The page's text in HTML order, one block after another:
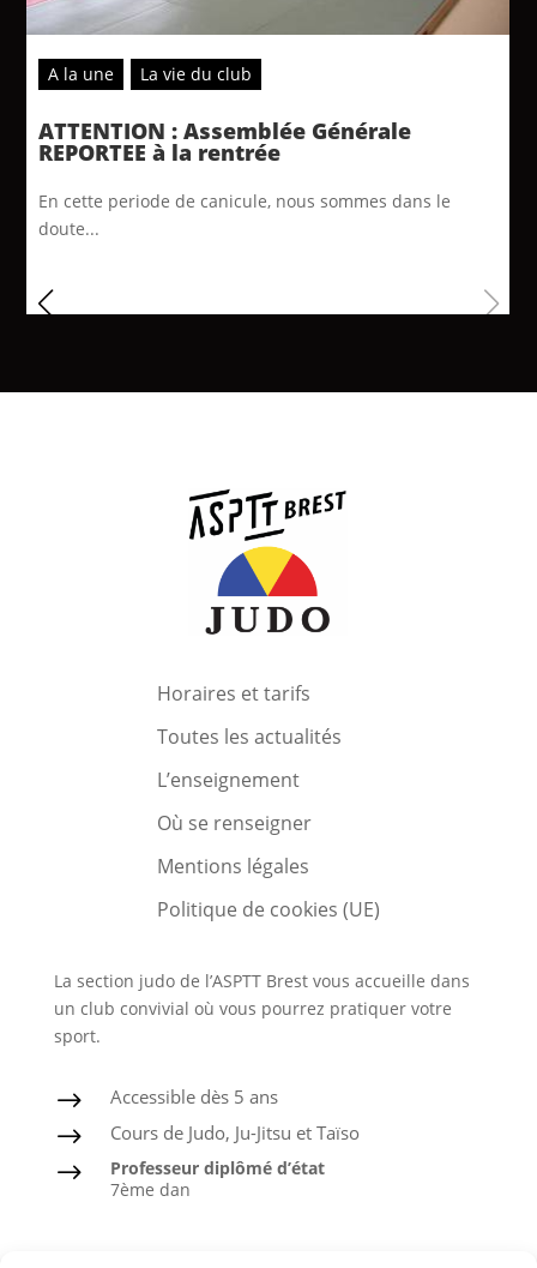
A la une La vie du club
ATTENTION : Assemblée Générale
REPORTEE à la rentrée
En cette periode de canicule, nous sommes dans le
doute...
Horaires et tarifs
Toutes les actualités
L’enseignement
Où se renseigner
Mentions légales
Politique de cookies (UE)
La section judo de l’ASPTT Brest vous accueille dans
un club convivial où vous pourrez pratiquer votre
sport.
$ Accessible dès 5 ans
$ Cours de Judo, Ju-Jitsu et Taïso
$
Professeur diplômé d’état
7ème dan